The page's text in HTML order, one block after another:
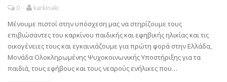
0 karkinaki
Μένουμε πιστοί στην υπόσχεση μας να στηρίζουμε τους
επιβιώσαντες του καρκίνου παιδικής και εφηβικής ηλικίας και τις
οικογένειες τους και εγκαινιάζουμε για πρώτη φορά στην Ελλάδα,
Μονάδα Ολοκληρωμένης Ψυχοκοινωνικής Υποστήριξης για τα
παιδιά, τους εφήβους και τους νεαρούς ενήλικες που…